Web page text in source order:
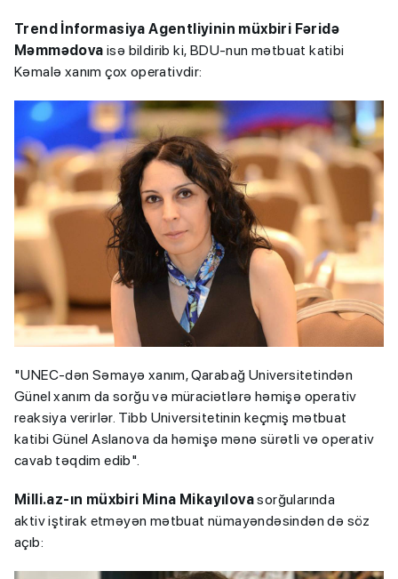
Trend İnformasiya Agentliyinin müxbiri Fəridə
Məmmədova isə bildirib ki, BDU-nun mətbuat katibi
Kəmalə xanım çox operativdir:
"UNEC-dən Səmayə xanım, Qarabağ Universitetindən
Günel xanım da sorğu və müraciətlərə həmişə operativ
reaksiya verirlər. Tibb Universitetinin keçmiş mətbuat
katibi Günel Aslanova da həmişə mənə sürətli və operativ
cavab təqdim edib".
Milli.az-ın müxbiri Mina Mikayılovasorğularında
aktiv iştirak etməyən mətbuat nümayəndəsindən də söz
açıb: